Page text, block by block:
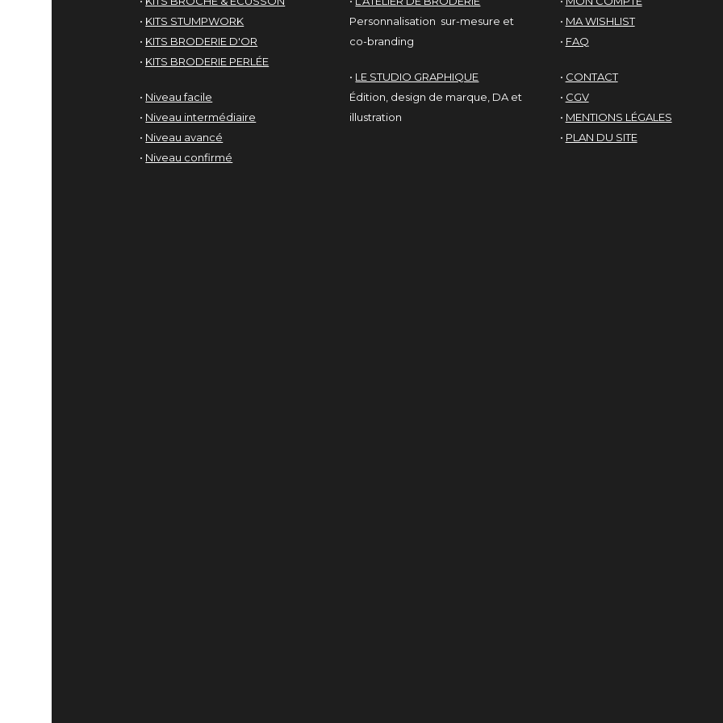
• KITS STUMPWORK
• KITS BRODERIE D'OR
• KITS BRODERIE PERLÉE
• Niveau facile
• Niveau intermédiaire
• Niveau avancé
• Niveau confirmé
Personnalisation sur-mesure et
co-branding
• LE STUDIO GRAPHIQUE
Édition, design de marque, DA et
illustration
• MA WISHLIST
• FAQ
• CONTACT
• CGV
• MENTIONS LÉGALES
• PLAN DU SITE